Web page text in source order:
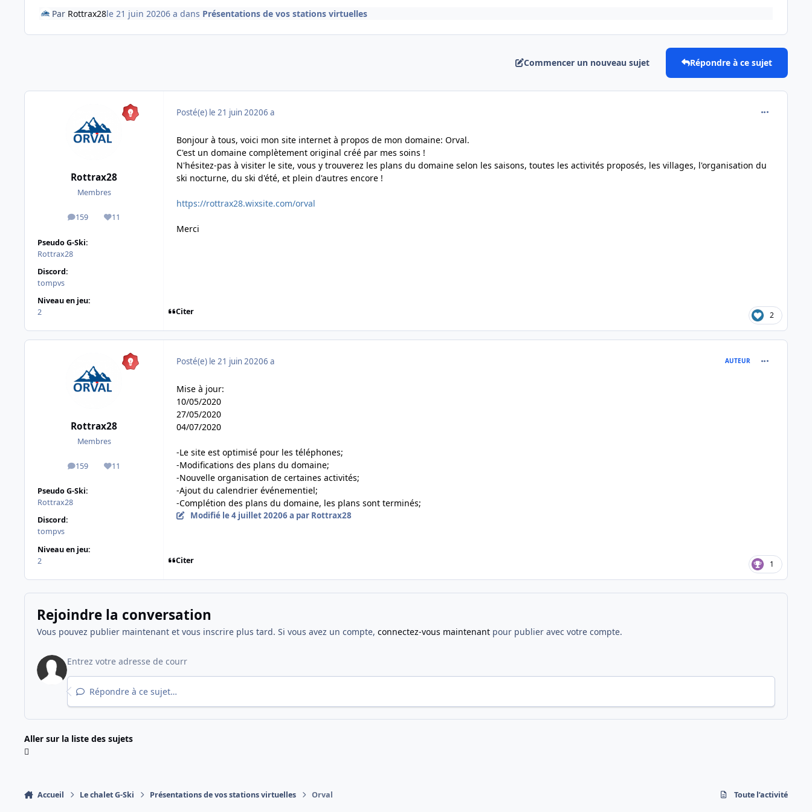
Par Rottrax28le 21 juin 20206 a dans Présentations de vos stations virtuelles
Commencer un nouveau sujet Répondre à ce sujet
Rottrax28
Membres
159
messages11
Réputation
Pseudo G-Ski:
Rottrax28
Discord:
tompvs
Niveau en jeu:
2
Posté(e) le 21 juin 20206 a comment_277
Bonjour à tous, voici mon site internet à propos de mon domaine: Orval.
C'est un domaine complètement original créé par mes soins !
N'hésitez-pas à visiter le site, vous y trouverez les plans du domaine selon les saisons, toutes les activités proposés, les villages, l'organisation du
ski nocturne, du ski d'été, et plein d'autres encore !
https://rottrax28.wixsite.com/orval
Merci
Citer 2
Rottrax28
Membres
159
messages11
Réputation
Pseudo G-Ski:
Rottrax28
Discord:
tompvs
Niveau en jeu:
2
Posté(e) le 21 juin 20206 a AUTEUR comment_278
Mise à jour:
10/05/2020
27/05/2020
04/07/2020
-Le site est optimisé pour les téléphones;
-Modifications des plans du domaine;
-Nouvelle organisation de certaines activités;
-Ajout du calendrier événementiel;
-Complétion des plans du domaine, les plans sont terminés;
Modifié le 4 juillet 20206 a par Rottrax28
Citer 1
Rejoindre la conversation
Vous pouvez publier maintenant et vous inscrire plus tard. Si vous avez un compte, connectez-vous maintenantpour publier avec votre compte.
Répondre à ce sujet…
Aller sur la liste des sujets
Accueil Le chalet G-Ski Présentations de vos stations virtuelles Orval Toute l’activité